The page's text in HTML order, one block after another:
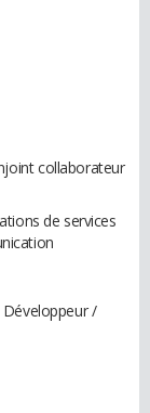
collaborateur
de services
/